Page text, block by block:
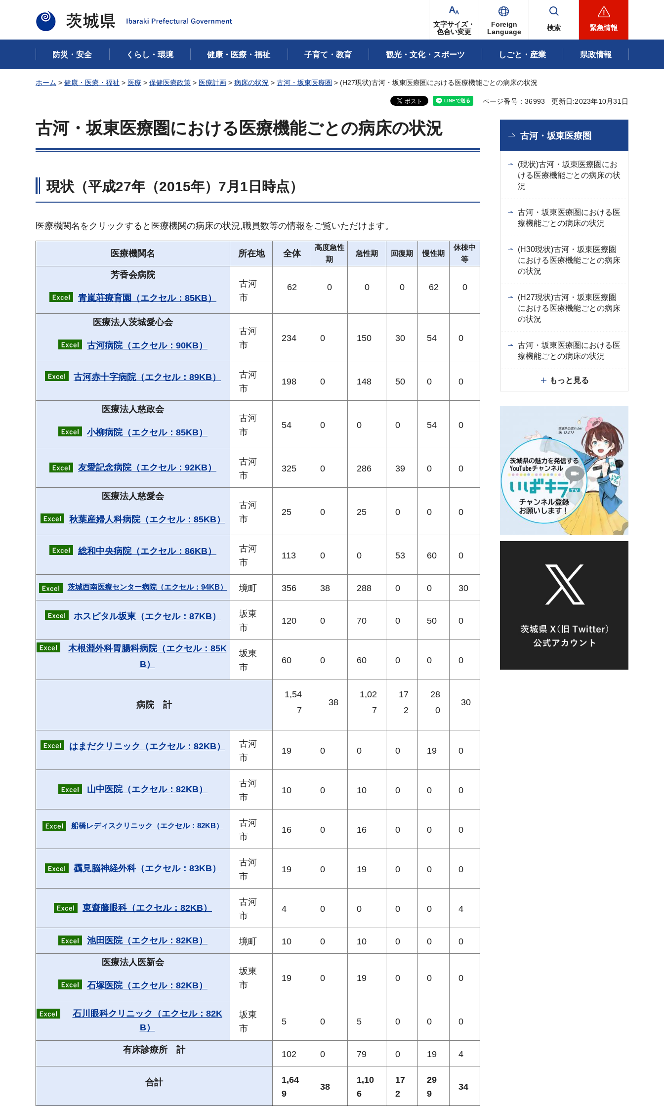
茨城県
文字サイズ・
色合い変更
Foreign
Language
検索 緊急情報
防災・安全 くらし・環境 健康・医療・福祉 子育て・教育 観光・文化・スポーツ しごと・産業 県政情報
ホーム > 健康・医療・福祉 > 医療 > 保健医療政策 > 医療計画 > 病床の状況 > 古河・坂東医療圏 > (H27現状)古河・坂東医療圏における医療機能ごとの病床の状況
ページ番号：36993 更新日:2023年10月31日
古河・坂東医療圏における医療機能ごとの病床の状況
現状（平成27年（2015年）7月1日時点）
医療機関名をクリックすると医療機関の病床の状況,職員数等の情報をご覧いただけます。
医療機関名 所在地 全体
高度急性
期
急性期 回復期 慢性期
休棟中
等
芳香会病院
青嵐荘療育園（エクセル：85KB）
古河
市
62 0 0 0 62 0
医療法人茨城愛心会
古河病院（エクセル：90KB）
古河
市
234 0 150 30 54 0
古河赤十字病院（エクセル：89KB）
古河
市
198 0 148 50 0 0
医療法人慈政会
小柳病院（エクセル：85KB）
古河
市
54 0 0 0 54 0
友愛記念病院（エクセル：92KB）
古河
市
325 0 286 39 0 0
医療法人慈愛会
秋葉産婦人科病院（エクセル：85KB）
古河
市
25 0 25 0 0 0
総和中央病院（エクセル：86KB）
古河
市
113 0 0 53 60 0
茨城西南医療センター病院（エクセル：94KB） 境町 356 38 288 0 0 30
ホスピタル坂東（エクセル：87KB）
坂東
市
120 0 70 0 50 0
木根淵外科胃腸科病院（エクセル：85K
B）
坂東
市
60 0 60 0 0 0
病院 計
1,54
7
38
1,02
7
17
2
28
0
30
はまだクリニック（エクセル：82KB）
古河
市
19 0 0 0 19 0
山中医院（エクセル：82KB）
古河
市
10 0 10 0 0 0
船橋レディスクリニック（エクセル：82KB）
古河
市
16 0 16 0 0 0
靍見脳神経外科（エクセル：83KB）
古河
市
19 0 19 0 0 0
東齋藤眼科（エクセル：82KB）
古河
市
4 0 0 0 0 4
池田医院（エクセル：82KB） 境町 10 0 10 0 0 0
医療法人医新会
石塚医院（エクセル：82KB）
坂東
市
19 0 19 0 0 0
石川眼科クリニック（エクセル：82K
B）
坂東
市
5 0 5 0 0 0
有床診療所 計 102 0 79 0 19 4
合計
1,64
9
38
1,10
6
17
2
29
9
34
古河・坂東医療圏
(現状)古河・坂東医療圏にお
ける医療機能ごとの病床の状
況
古河・坂東医療圏における医
療機能ごとの病床の状況
(H30現状)古河・坂東医療圏
における医療機能ごとの病床
の状況
(H27現状)古河・坂東医療圏
における医療機能ごとの病床
の状況
古河・坂東医療圏における医
療機能ごとの病床の状況
もっと見る